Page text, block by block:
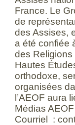
France. Le
de
des Assises,
a été confiée
des Religions
Hautes
orthodoxe,
organisées
l’AEOF aura
Médias
Courriel :